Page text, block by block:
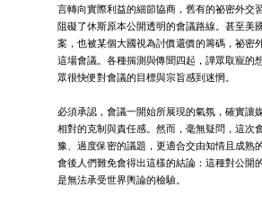
言轉向實際利益的細節協商，舊有的祕密外交
阻礙了休斯原本公開透明的會議路線。甚至美
案，也被某個大國視為討價還價的籌碼，祕密
這場會議。各種揣測與傳聞四起，譁眾取寵的
眾很快便對會議的目標與宗旨感到迷惘。
必須承認，會議一開始所展現的氣氛，確實讓
相對的克制與責任感。然而，毫無疑問，這次
豫、過度保密的議題，更適合交由知情且成熟
會後人們難免會得出這樣的結論：這種對公開
是無法承受世界輿論的檢驗。